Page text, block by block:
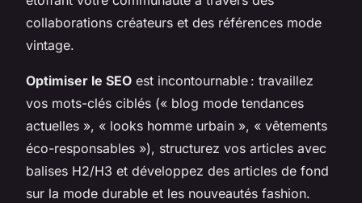
collaborations créateurs et des références mode
vintage.
Optimiser le SEO est incontournable : travaillez
vos mots-clés ciblés (« blog mode tendances
actuelles », « looks homme urbain », « vêtements
éco-responsables »), structurez vos articles avec
balises H2/H3 et développez des articles de fond
sur la mode durable et les nouveautés fashion.